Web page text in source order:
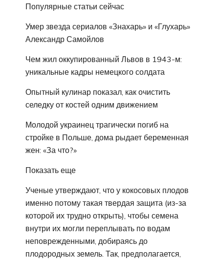
Популярные статьи сейчас
Умер звезда сериалов «Знахарь» и «Глухарь»
Александр Самойлов
Чем жил оккупированный Львов в 1943-м:
уникальные кадры немецкого солдата
Опытный кулинар показал, как очистить
селедку от костей одним движением
Молодой украинец трагически погиб на
стройке в Польше, дома рыдает беременная
жен: «За что?»
Показать еще
Ученые утверждают, что у кокосовых плодов
именно потому такая твердая защита (из-за
которой их трудно открыть), чтобы семена
внутри их могли переплывать по водам
неповрежденными, добираясь до
плодородных земель. Так, предполагается,